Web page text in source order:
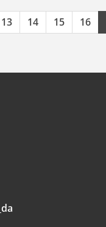
13 14 15 16